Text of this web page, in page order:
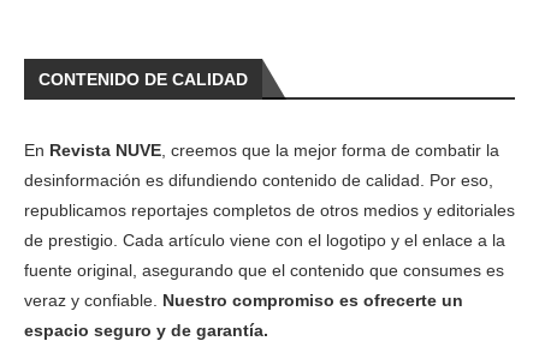
CONTENIDO DE CALIDAD
En Revista NUVE , creemos que la mejor forma de combatir la
desinformación es difundiendo contenido de calidad. Por eso,
republicamos reportajes completos de otros medios y editoriales
de prestigio. Cada artículo viene con el logotipo y el enlace a la
fuente original, asegurando que el contenido que consumes es
veraz y confiable. Nuestro compromiso es ofrecerte un
espacio seguro y de garantía.